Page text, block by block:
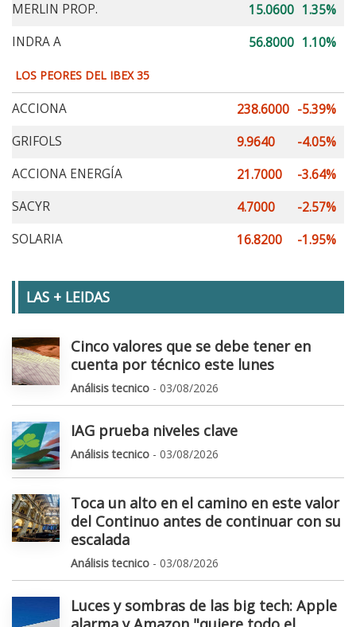
MERLIN PROP.
15.0600 1.35%
INDRA A
56.8000 1.10%
LOS PEORES DEL IBEX 35
ACCIONA 238.6000 -5.39%
GRIFOLS
9.9640
-4.05%
ACCIONA ENERGÍA
21.7000
-3.64%
SACYR
4.7000
-2.57%
SOLARIA
16.8200 -1.95%
LAS + LEIDAS
Cinco valores que se debe tener en
cuenta por técnico este lunes
Análisis tecnico - 03/08/2026
IAG prueba niveles clave
Análisis tecnico - 03/08/2026
Toca un alto en el camino en este valor
del Continuo antes de continuar con su
escalada
Análisis tecnico - 03/08/2026
Luces y sombras de las big tech: Apple